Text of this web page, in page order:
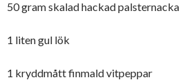
50 gram skalad hackad palsternacka
1 liten gul lök
1 kryddmått finmald vitpeppar